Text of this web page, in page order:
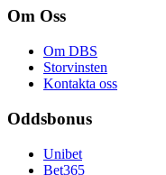
Om Oss
Om DBS
Storvinsten
Kontakta oss
Oddsbonus
Unibet
Bet365